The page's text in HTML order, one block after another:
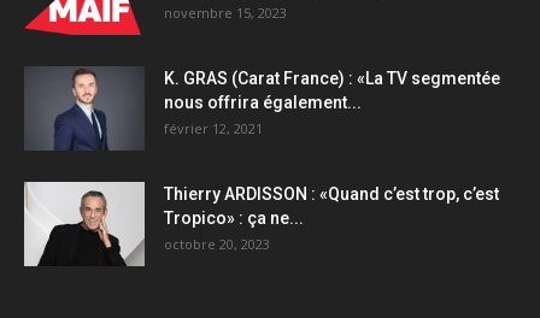
novembre 15, 2023
K. GRAS (Carat France) : «La TV segmentée
nous offrira également...
février 12, 2021
Thierry ARDISSON : «Quand c’est trop, c’est
Tropico» : ça ne...
octobre 20, 2023